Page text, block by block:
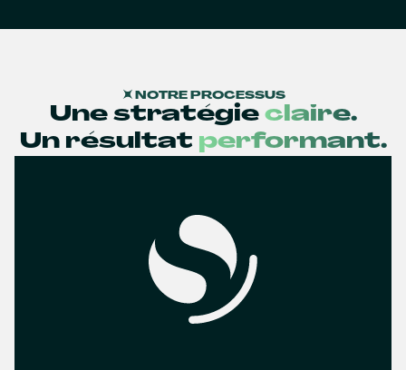
NOTRE PROCESSUS
Une stratégie claire.
Un résultat performant.